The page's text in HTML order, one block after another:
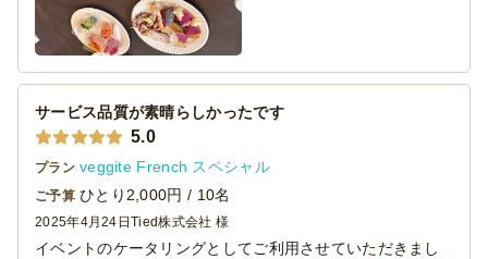
サービス品質が素晴らしかったです
5.0
プラン veggite French スペシャル
ご予算 ひとり2,000円 / 10名
2025年4月24日 Tied株式会社 様
イベントのケータリングとしてご利用させていただきまし